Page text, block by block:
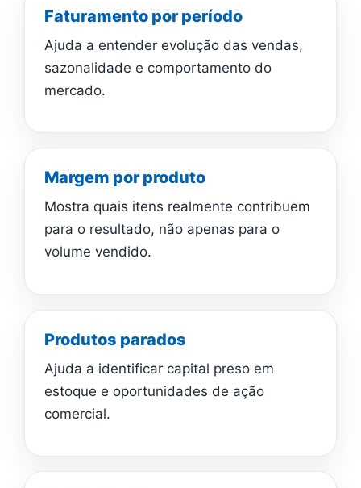
Faturamento por período
Ajuda a entender evolução das vendas,
sazonalidade e comportamento do
mercado.
Margem por produto
Mostra quais itens realmente contribuem
para o resultado, não apenas para o
volume vendido.
Produtos parados
Ajuda a identificar capital preso em
estoque e oportunidades de ação
comercial.